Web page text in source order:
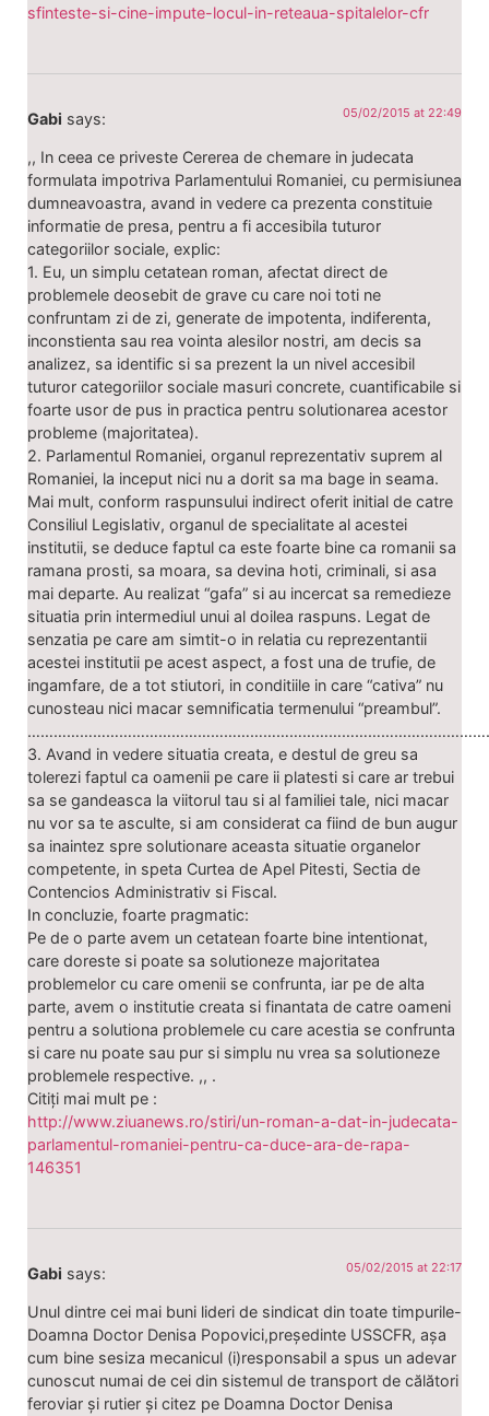
sfinteste-si-cine-impute-locul-in-reteaua-spitalelor-cfr
Gabi says: 05/02/2015 at 22:49
,, In ceea ce priveste Cererea de chemare in judecata
formulata impotriva Parlamentului Romaniei, cu permisiunea
dumneavoastra, avand in vedere ca prezenta constituie
informatie de presa, pentru a fi accesibila tuturor
categoriilor sociale, explic:
1. Eu, un simplu cetatean roman, afectat direct de
problemele deosebit de grave cu care noi toti ne
confruntam zi de zi, generate de impotenta, indiferenta,
inconstienta sau rea vointa alesilor nostri, am decis sa
analizez, sa identific si sa prezent la un nivel accesibil
tuturor categoriilor sociale masuri concrete, cuantificabile si
foarte usor de pus in practica pentru solutionarea acestor
probleme (majoritatea).
2. Parlamentul Romaniei, organul reprezentativ suprem al
Romaniei, la inceput nici nu a dorit sa ma bage in seama.
Mai mult, conform raspunsului indirect oferit initial de catre
Consiliul Legislativ, organul de specialitate al acestei
institutii, se deduce faptul ca este foarte bine ca romanii sa
ramana prosti, sa moara, sa devina hoti, criminali, si asa
mai departe. Au realizat “gafa” si au incercat sa remedieze
situatia prin intermediul unui al doilea raspuns. Legat de
senzatia pe care am simtit-o in relatia cu reprezentantii
acestei institutii pe acest aspect, a fost una de trufie, de
ingamfare, de a tot stiutori, in conditiile in care “cativa” nu
cunosteau nici macar semnificatia termenului “preambul”.
3. Avand in vedere situatia creata, e destul de greu sa
tolerezi faptul ca oamenii pe care ii platesti si care ar trebui
sa se gandeasca la viitorul tau si al familiei tale, nici macar
nu vor sa te asculte, si am considerat ca fiind de bun augur
sa inaintez spre solutionare aceasta situatie organelor
competente, in speta Curtea de Apel Pitesti, Sectia de
Contencios Administrativ si Fiscal.
In concluzie, foarte pragmatic:
Pe de o parte avem un cetatean foarte bine intentionat,
care doreste si poate sa solutioneze majoritatea
problemelor cu care omenii se confrunta, iar pe de alta
parte, avem o institutie creata si finantata de catre oameni
pentru a solutiona problemele cu care acestia se confrunta
si care nu poate sau pur si simplu nu vrea sa solutioneze
problemele respective. ,, .
Citiți mai mult pe :
http://www.ziuanews.ro/stiri/un-roman-a-dat-in-judecata-
parlamentul-romaniei-pentru-ca-duce-ara-de-rapa-
146351
Gabi says: 05/02/2015 at 22:17
Unul dintre cei mai buni lideri de sindicat din toate timpurile-
Doamna Doctor Denisa Popovici,președinte USSCFR, așa
cum bine sesiza mecanicul (i)responsabil a spus un adevar
cunoscut numai de cei din sistemul de transport de călători
feroviar și rutier și citez pe Doamna Doctor Denisa